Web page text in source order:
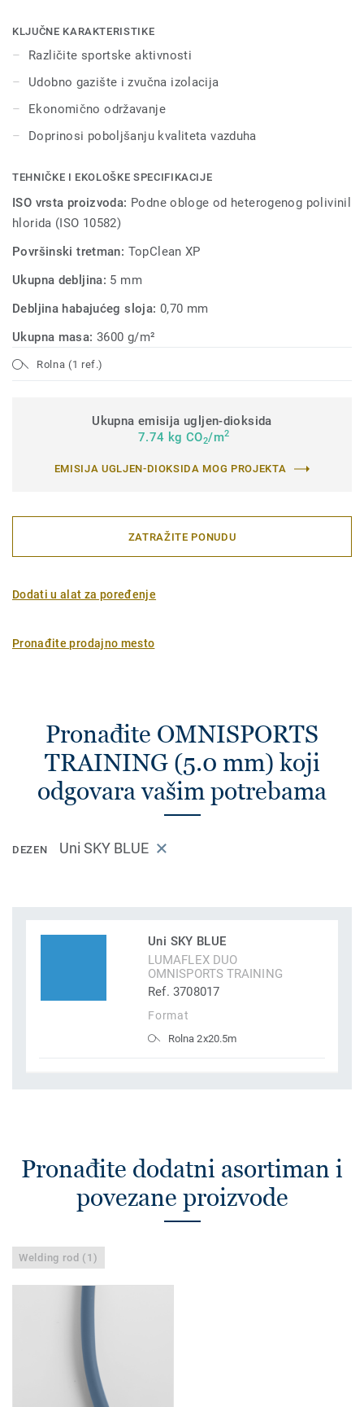
ekonomičnog održavanja.
KLJUČNE KARAKTERISTIKE
Različite sportske aktivnosti
Udobno gazište i zvučna izolacija
Ekonomično održavanje
Doprinosi poboljšanju kvaliteta vazduha
TEHNIČKE I EKOLOŠKE SPECIFIKACIJE
ISO vrsta proizvoda: Podne obloge od heterogenog polivinil
hlorida (ISO 10582)
Površinski tretman: TopClean XP
Ukupna debljina: 5 mm
Debljina habajućeg sloja: 0,70 mm
Ukupna masa: 3600 g/m²
Rolna (1 ref.)
Ukupna emisija ugljen-dioksida
7.74 kg CO2/m2
EMISIJA UGLJEN-DIOKSIDA MOG PROJEKTA
ZATRAŽITE PONUDU
Dodati u alat za poređenje
Pronađite prodajno mesto
Pronađite OMNISPORTS
TRAINING (5.0 mm) koji
odgovara vašim potrebama
DEZEN Uni SKY BLUE
Uni SKY BLUE
LUMAFLEX DUO
OMNISPORTS TRAINING
Ref. 3708017
Format
Rolna 2x20.5m
Pronađite dodatni asortiman i
povezane proizvode
Welding rod (1)